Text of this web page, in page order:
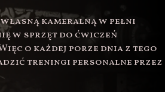
kameralną w pełni
w sprzęt do ćwiczeń
o każdej porze dnia z tego
treningi personalne przez